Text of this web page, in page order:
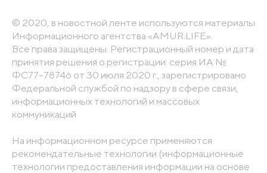
© 2020, в новостной ленте используются материалы
Информационного агентства «AMUR.LIFE».
Все права защищены. Регистрационный номер и дата
принятия решения о регистрации: серия ИА №
ФС77-78746 от 30 июля 2020 г., зарегистрировано
Федеральной службой по надзору в сфере связи,
информационных технологий и массовых
коммуникаций
На информационном ресурсе применяются
рекомендательные технологии (информационные
технологии предоставления информации на основе